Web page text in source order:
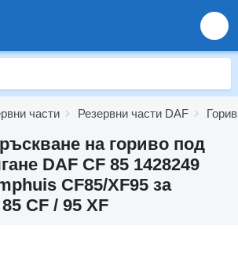
части Резервни части DAF
на гориво под
DAF CF 85 1428249
CF85/XF95 за
CF / 95 XF